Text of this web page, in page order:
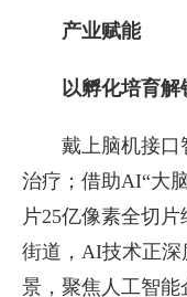
产业赋能
以孵化培育
戴上脑机接口
治疗；借助AI“大
片25亿像素全切
街道，AI技术正深
景，聚焦人工智